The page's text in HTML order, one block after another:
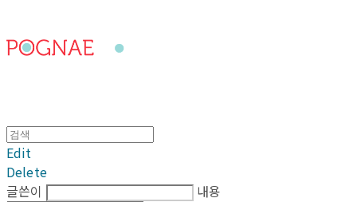
Edit
Delete
글쓴이
내용